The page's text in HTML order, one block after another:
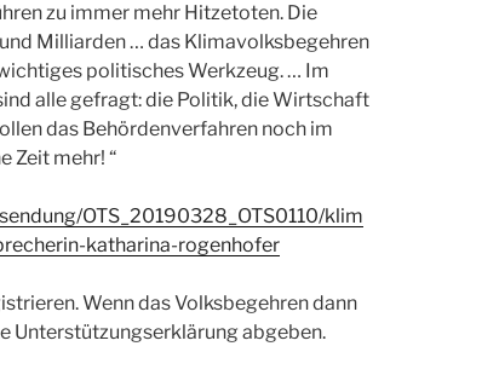
zu immer mehr Hitzetoten. Die
Milliarden … das Klimavolksbegehren
politisches Werkzeug. … Im
alle gefragt: die Politik, die Wirtschaft
das Behördenverfahren noch im
Zeit mehr! “
OTS_20190328_OTS0110/klim
katharina-rogenhofer
Wenn das Volksbegehren dann
Unterstützungserklärung abgeben.